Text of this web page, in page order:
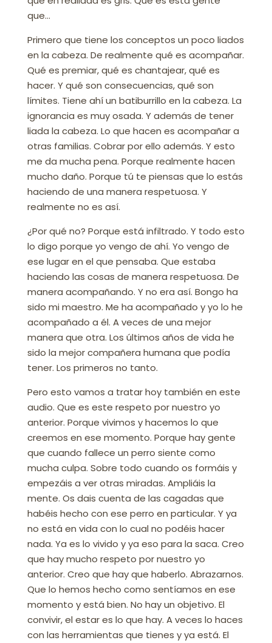
que…
Primero que tiene los conceptos un poco liados
en la cabeza. De realmente qué es acompañar.
Qué es premiar, qué es chantajear, qué es
hacer. Y qué son consecuencias, qué son
límites. Tiene ahí un batiburrillo en la cabeza. La
ignorancia es muy osada. Y además de tener
liada la cabeza. Lo que hacen es acompañar a
otras familias. Cobrar por ello además. Y esto
me da mucha pena. Porque realmente hacen
mucho daño. Porque tú te piensas que lo estás
haciendo de una manera respetuosa. Y
realmente no es así.
¿Por qué no? Porque está infiltrado. Y todo esto
lo digo porque yo vengo de ahí. Yo vengo de
ese lugar en el que pensaba. Que estaba
haciendo las cosas de manera respetuosa. De
manera acompañando. Y no era así. Bongo ha
sido mi maestro. Me ha acompañado y yo lo he
acompañado a él. A veces de una mejor
manera que otra. Los últimos años de vida he
sido la mejor compañera humana que podía
tener. Los primeros no tanto.
Pero esto vamos a tratar hoy también en este
audio. Que es este respeto por nuestro yo
anterior. Porque vivimos y hacemos lo que
creemos en ese momento. Porque hay gente
que cuando fallece un perro siente como
mucha culpa. Sobre todo cuando os formáis y
empezáis a ver otras miradas. Ampliáis la
mente. Os dais cuenta de las cagadas que
habéis hecho con ese perro en particular. Y ya
no está en vida con lo cual no podéis hacer
nada. Ya es lo vivido y ya eso para la saca. Creo
que hay mucho respeto por nuestro yo
anterior. Creo que hay que haberlo. Abrazarnos.
Que lo hemos hecho como sentíamos en ese
momento y está bien. No hay un objetivo. El
convivir, el estar es lo que hay. A veces lo haces
con las herramientas que tienes y ya está. El